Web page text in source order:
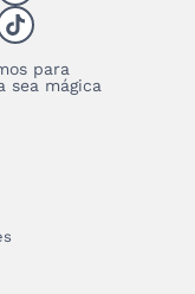
para
sea mágica